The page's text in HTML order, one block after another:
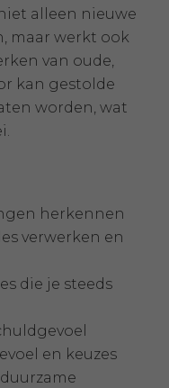
alleen nieuwe
maar werkt ook
van oude,
kan gestolde
worden, wat
herkennen
verwerken en
die je steeds
en keuzes